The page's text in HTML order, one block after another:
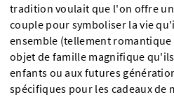
tradition voulait que l'on offre
couple pour symboliser la vie
ensemble (tellement romantique
objet de famille magnifique
enfants ou aux futures
spécifiques pour les cadeaux de